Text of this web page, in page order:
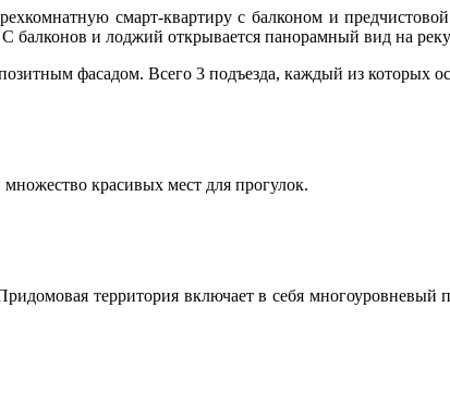
смарт-квартиру с балконом и
и лоджий открывается панорамный вид на
фасадом. Всего 3 подъезда, каждый из которых
красивых мест для прогулок.
территория включает в себя многоуровневый